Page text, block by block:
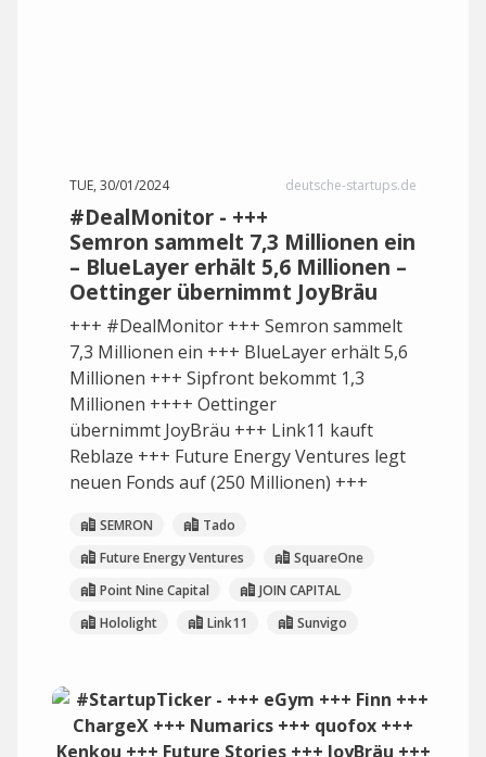
TUE, 30/01/2024 deutsche-startups.de
#DealMonitor - +++
Semron sammelt 7,3 Millionen ein
– BlueLayer erhält 5,6 Millionen –
Oettinger übernimmt JoyBräu
+++ #DealMonitor +++ Semron sammelt
7,3 Millionen ein +++ BlueLayer erhält 5,6
Millionen +++ Sipfront bekommt 1,3
Millionen ++++ Oettinger
übernimmt JoyBräu +++ Link11 kauft
Reblaze +++ Future Energy Ventures legt
neuen Fonds auf (250 Millionen) +++
SEMRON
Tado
Future Energy Ventures
SquareOne
Point Nine Capital
JOIN CAPITAL
Hololight
Link11 Sunvigo